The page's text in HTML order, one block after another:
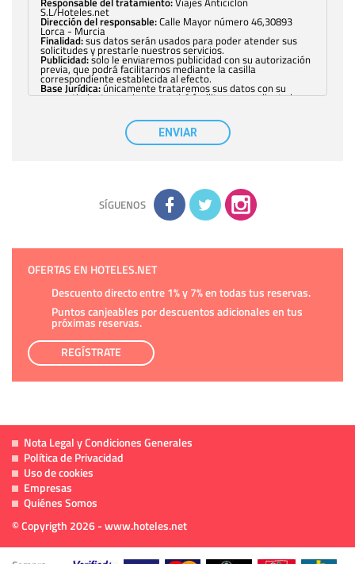
S.L/Hoteles.net
Dirección del responsable:Calle Mayor número 46,30893
Lorca - Murcia
Finalidad:sus datos serán usados para poder atender sus
solicitudes y prestarle nuestros servicios.
Publicidad:solo le enviaremos publicidad con su autorización
previa, que podrá facilitarnos mediante la casilla
correspondiente establecida al efecto.
Base Jurídica:únicamente trataremos sus datos con su
consentimiento previo, que podrá facilitarnos mediante la
con carácter general, sólo el personal de
nuestra entidad que esté debidamente autorizado podrá
tener conocimiento de la información que le pedimos. No se
comunicarán datos a terceros.
adicional y detallada sobre cómo tratamos sus datos en la
política de privacidad
ENVIAR
SÍGUENOS
OFERTAS EN HOTELES.NET
Descuento directo entre 1% y 7% en todas tus reservas.
Puntos canjeables por descuentos adicionales en tus
próximas reservas.
REGÍSTRATE
Nota Legal y Condiciones Generales
Política de Privacidad
Uso de cookies
Empresas
Quiénes Somos
© Copyrigth 2026 - www.hoteles.net